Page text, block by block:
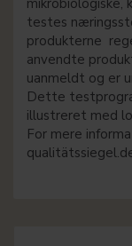
mikrobiologiske,
testes
produkterne
anvendte
uanmeldt og er
Dette
illustreret med
For mere